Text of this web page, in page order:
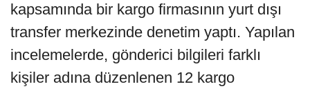
kapsamında bir kargo firmasının yurt dışı
transfer merkezinde denetim yaptı. Yapılan
incelemelerde, gönderici bilgileri farklı
kişiler adına düzenlenen 12 kargo